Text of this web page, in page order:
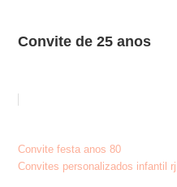
Convite de 25 anos
Post
navigation
Convite festa anos 80
Convites personalizados infantil rj